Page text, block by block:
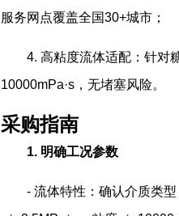
服务网点覆盖全国30+城市；
4. 高粘度流体适配：针对
10000mPa·s，无堵塞风险。
采购指南
1. 明确工况参数
- 流体特性：确认介质类